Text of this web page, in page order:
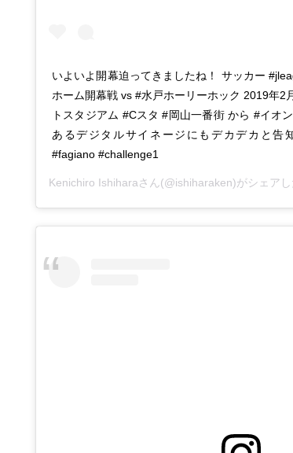
いよいよ開幕迫ってきましたね！ サッカー
ホーム開幕戦 vs #水戸ホーリーホック 2019年2
トスタジアム #Cスタ #岡山一番街 から #イオ
あるデジタルサイネージにもデカデカと告
#fagiano #challenge1
Kenichiro Ishiharaさん(@ishiharaken)がシェア